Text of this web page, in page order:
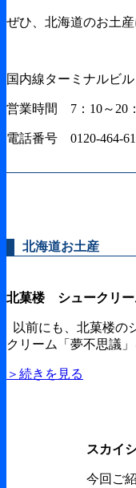
ぜひ、北海道のお土
国内線ターミナルビ
営業時間 7：10～20
電話番号 0120-464-
北海道お土産
北菓楼 シュークリ
以前にも、北菓楼の
クリーム「夢不思議
＞続きを見る
スカイ
今回ご